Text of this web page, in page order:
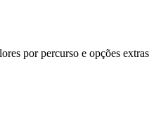
por percurso e opções extras